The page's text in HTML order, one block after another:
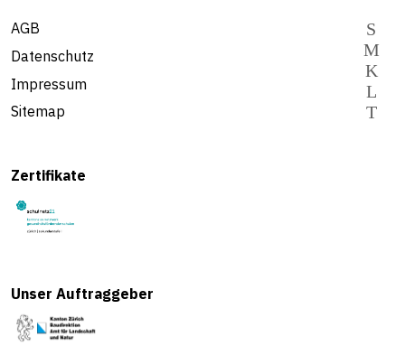
AGB
Datenschutz
Impressum
Sitemap
Zertifikate
Unser Auftraggeber